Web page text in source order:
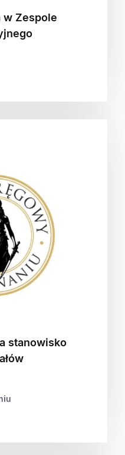
Zespole
stanowisko